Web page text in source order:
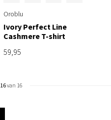
Oroblu
Ivory Perfect Line
Cashmere T-shirt
59,95
16van 16